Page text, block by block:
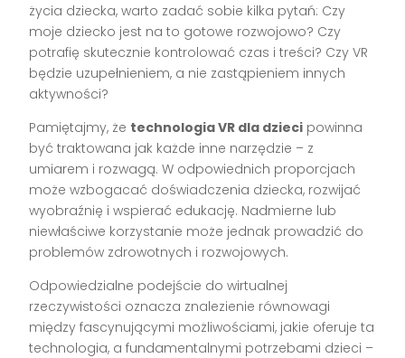
życia dziecka, warto zadać sobie kilka pytań: Czy
moje dziecko jest na to gotowe rozwojowo? Czy
potrafię skutecznie kontrolować czas i treści? Czy VR
będzie uzupełnieniem, a nie zastąpieniem innych
aktywności?
Pamiętajmy, że technologia VR dla dzieci powinna
być traktowana jak każde inne narzędzie – z
umiarem i rozwagą. W odpowiednich proporcjach
może wzbogacać doświadczenia dziecka, rozwijać
wyobraźnię i wspierać edukację. Nadmierne lub
niewłaściwe korzystanie może jednak prowadzić do
problemów zdrowotnych i rozwojowych.
Odpowiedzialne podejście do wirtualnej
rzeczywistości oznacza znalezienie równowagi
między fascynującymi możliwościami, jakie oferuje ta
technologia, a fundamentalnymi potrzebami dzieci –